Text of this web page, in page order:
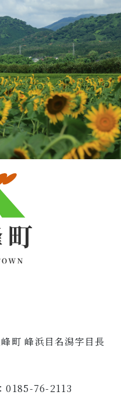
町 峰浜目名潟字目長
76-2113